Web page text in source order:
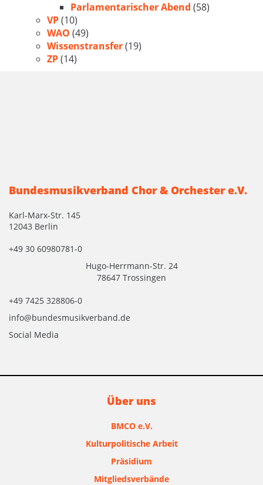
Parlamentarischer Abend (58)
VP(10)
WAO (49)
Wissenstransfer(19)
ZP(14)
Bundesmusikverband Chor & Orchester e.V.
Karl-Marx-Str. 145
12043 Berlin
+49 30 60980781-0
Hugo-Herrmann-Str. 24
78647 Trossingen
+49 7425 328806-0
info@bundesmusikverband.de
Social Media
Über uns
BMCO e.V.
Kulturpolitische Arbeit
Präsidium
Mitgliedsverbände